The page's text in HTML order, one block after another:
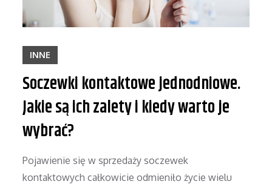
INNE
Soczewki kontaktowe jednodniowe.
Jakie są ich zalety i kiedy warto je
wybrać?
Pojawienie się w sprzedaży soczewek
kontaktowych całkowicie odmieniło życie wielu